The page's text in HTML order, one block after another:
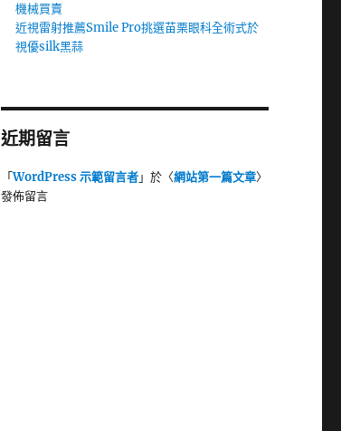
機械買賣
近視雷射推薦Smile Pro挑選苗栗眼科全術式於
視優silk黑蒜
近期留言
「WordPress 示範留言者」於〈網站第一篇文章〉
發佈留言